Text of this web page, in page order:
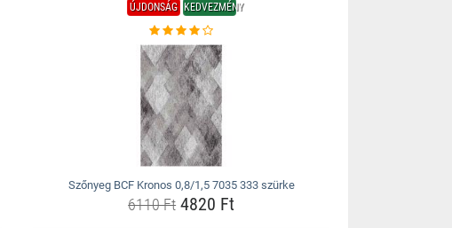
ÚJDONSÁG KEDVEZMÉNY
Szőnyeg BCF Kronos 0,8/1,5 7035 333 szürke
6110 Ft 4820 Ft